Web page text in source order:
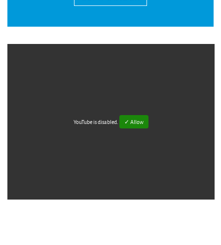
YouTube is disabled. ✓ Allow